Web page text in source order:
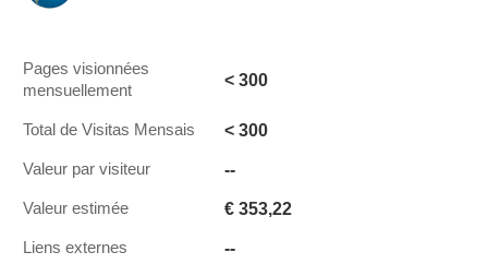
Pages visionnées
mensuellement
< 300
Total de Visitas Mensais < 300
Valeur par visiteur --
Valeur estimée € 353,22
Liens externes --